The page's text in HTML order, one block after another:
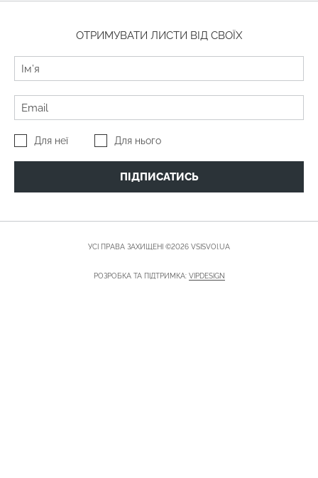
ОТРИМУВАТИ ЛИСТИ ВІД СВОЇХ
Для неї Для нього
ПІДПИСАТИСЬ
УСІ ПРАВА ЗАХИЩЕНІ ©2026 VSISVOI.UA
РОЗРОБКА ТА ПІДТРИМКА: VIPDESIGN